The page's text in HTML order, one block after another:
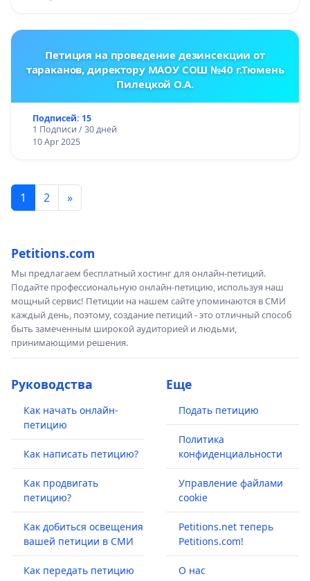
Петиция на проведение дезинсекции от
тараканов, директору МАОУ СОШ №40 г.Тюмень
Пилецкой О.А.
Подписей: 15
1 Подписи / 30 дней
10 Apr 2025
1 2 »
Petitions.com
Мы предлагаем бесплатный хостинг для онлайн-петиций.
Подайте профессиональную онлайн-петицию, используя наш
мощный сервис! Петиции на нашем сайте упоминаются в СМИ
каждый день, поэтому, создание петиций - это отличный способ
быть замеченным широкой аудиторией и людьми,
принимающими решения.
Руководства
Как начать онлайн-
петицию
Как написать петицию?
Как продвигать
петицию?
Как добиться освещения
вашей петиции в СМИ
Как передать петицию
Еще
Подать петицию
Политика
конфиденциальности
Управление файлами
cookie
Petitions.net теперь
Petitions.com!
О нас